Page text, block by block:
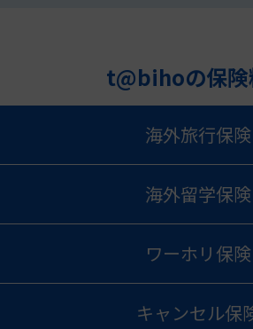
t@bihoの保険
海外旅行保険
海外留学保険
ワーホリ保険
キャンセル保